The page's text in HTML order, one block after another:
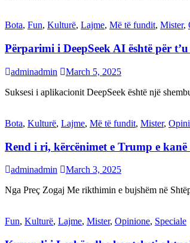
Bota, Fun, Kulturë, Lajme, Më të fundit, Mister,
Përparimi i DeepSeek AI është për
adminadmin
March 5, 2025
Suksesi i aplikacionit DeepSeek është një
Bota, Kulturë, Lajme, Më të fundit, Mister,
Rend i ri, kërcënimet e Trump e
adminadmin
March 3, 2025
Nga Preç Zogaj Me rikthimin e bujshëm në
Fun, Kulturë, Lajme, Mister, Opinione, Speciale